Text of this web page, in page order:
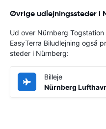
Øvrige udlejningssteder i
Ud over Nürnberg
EasyTerra Biludlejning også
steder i Nürnberg:
Billeje
Nürnberg